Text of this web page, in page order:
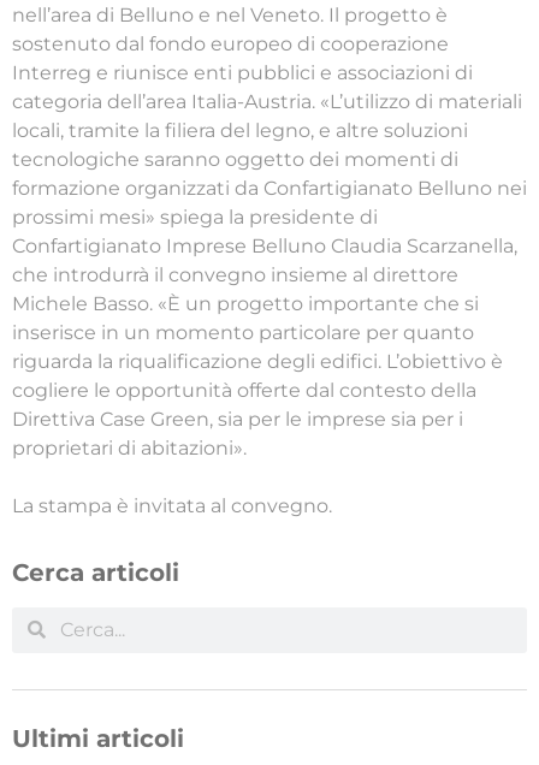
nell’area di Belluno e nel Veneto. Il progetto è
sostenuto dal fondo europeo di cooperazione
Interreg e riunisce enti pubblici e associazioni di
categoria dell’area Italia-Austria. «L’utilizzo di materiali
locali, tramite la filiera del legno, e altre soluzioni
tecnologiche saranno oggetto dei momenti di
formazione organizzati da Confartigianato Belluno nei
prossimi mesi» spiega la presidente di
Confartigianato Imprese Belluno Claudia Scarzanella,
che introdurrà il convegno insieme al direttore
Michele Basso. «È un progetto importante che si
inserisce in un momento particolare per quanto
riguarda la riqualificazione degli edifici. L’obiettivo è
cogliere le opportunità offerte dal contesto della
Direttiva Case Green, sia per le imprese sia per i
proprietari di abitazioni».
La stampa è invitata al convegno.
Cerca articoli
Ultimi articoli